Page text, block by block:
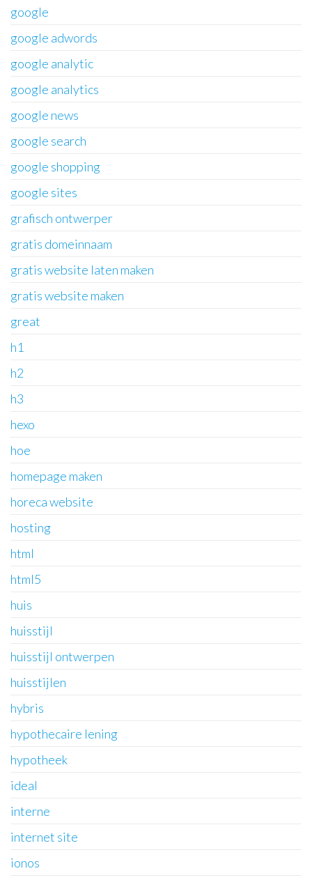
google
google adwords
google analytic
google analytics
google news
google search
google shopping
google sites
grafisch ontwerper
gratis domeinnaam
gratis website laten maken
gratis website maken
great
h1
h2
h3
hexo
hoe
homepage maken
horeca website
hosting
html
html5
huis
huisstijl
huisstijl ontwerpen
huisstijlen
hybris
hypothecaire lening
hypotheek
ideal
interne
internet site
ionos